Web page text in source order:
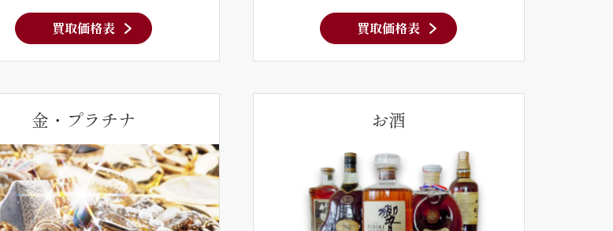
買取価格表 買取価格表
金・プラチナ お酒